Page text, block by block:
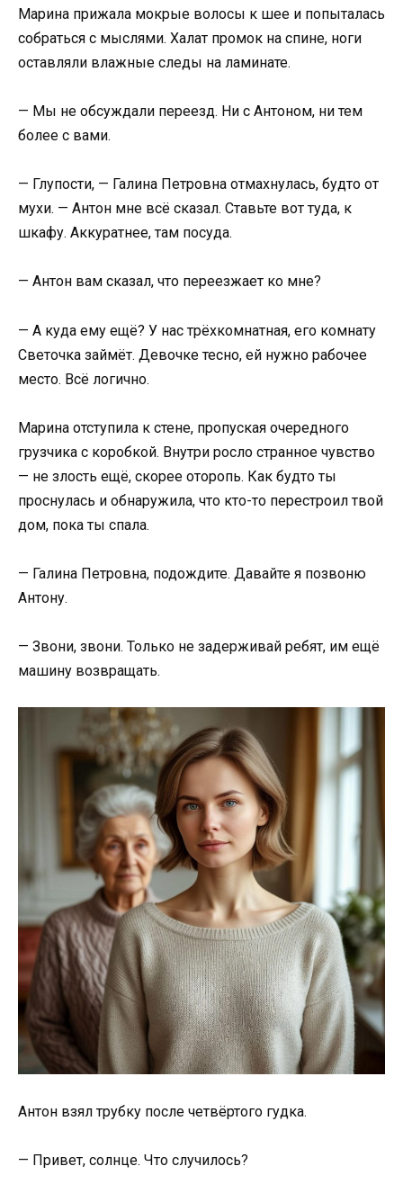
Марина прижала мокрые волосы к шее и попыталась
собраться с мыслями. Халат промок на спине, ноги
оставляли влажные следы на ламинате.
— Мы не обсуждали переезд. Ни с Антоном, ни тем
более с вами.
— Глупости, — Галина Петровна отмахнулась, будто от
мухи. — Антон мне всё сказал. Ставьте вот туда, к
шкафу. Аккуратнее, там посуда.
— Антон вам сказал, что переезжает ко мне?
— А куда ему ещё? У нас трёхкомнатная, его комнату
Светочка займёт. Девочке тесно, ей нужно рабочее
место. Всё логично.
Марина отступила к стене, пропуская очередного
грузчика с коробкой. Внутри росло странное чувство
— не злость ещё, скорее оторопь. Как будто ты
проснулась и обнаружила, что кто-то перестроил твой
дом, пока ты спала.
— Галина Петровна, подождите. Давайте я позвоню
Антону.
— Звони, звони. Только не задерживай ребят, им ещё
машину возвращать.
Антон взял трубку после четвёртого гудка.
— Привет, солнце. Что случилось?